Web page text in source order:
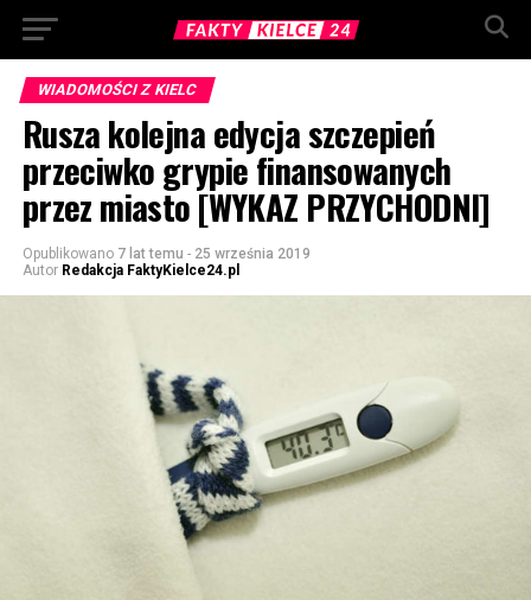
WIADOMOŚCI Z KIELC
Rusza kolejna edycja szczepień
przeciwko grypie finansowanych
przez miasto [WYKAZ PRZYCHODNI]
Opublikowano 7 lat temu - 25 września 2019
Autor Redakcja FaktyKielce24.pl